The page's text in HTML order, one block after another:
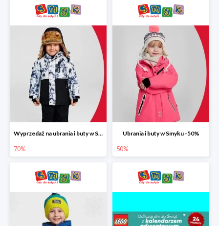
Wyprzedaż na ubrania i buty w Smyku do -70%
70%
Ubrania i buty w Smyku -50%
50%